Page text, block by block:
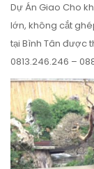
Dự Án Giao Cho
lớn, không cắt
tại Bình Tân được
0813.246.246 –